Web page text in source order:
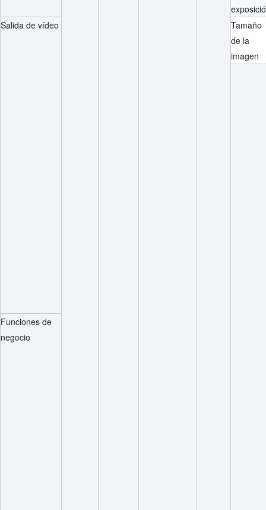
Salida de vídeo
Tamaño
de la
imagen
Funciones de
negocio